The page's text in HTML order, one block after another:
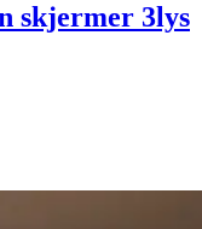
skjermer 3lys